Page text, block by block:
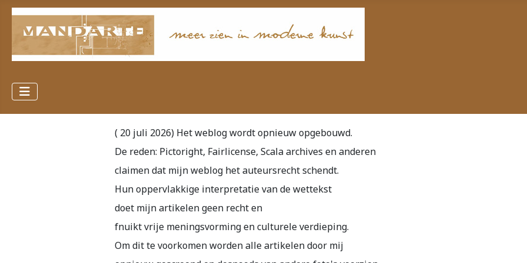
( 20 juli 2026) Het weblog wordt opnieuw opgebouwd.
De reden: Pictoright, Fairlicense, Scala archives en anderen
claimen dat mijn weblog het auteursrecht schendt.
Hun oppervlakkige interpretatie van de wettekst
doet mijn artikelen geen recht en
fnuikt vrije meningsvorming en culturele verdieping.
Om dit te voorkomen worden alle artikelen door mij